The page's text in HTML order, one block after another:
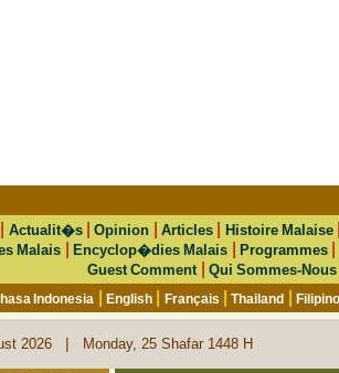
Actualit�s|Opinion Articles| Histoire Malaise
Malais |Encyclop�dies Malais |Programmes
Guest Comment Qui Sommes-Nous
Indonesia |English Français |Thailand |
2026 | Monday, 25 Shafar 1448 H